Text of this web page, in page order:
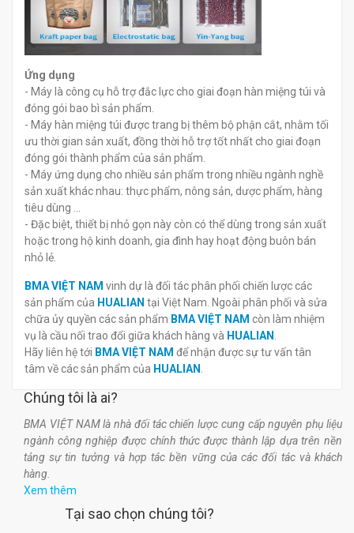
Ứng dụng
- Máy là công cụ hỗ trợ đắc lực cho giai đoạn hàn miệng túi và
đóng gói bao bì sản phẩm.
- Máy hàn miệng túi được trang bị thêm bộ phận cắt, nhằm tối
ưu thời gian sản xuất, đồng thời hỗ trợ tốt nhất cho giai đoạn
đóng gói thành phẩm của sản phẩm.
- Máy ứng dụng cho nhiều sản phẩm trong nhiều ngành nghề
sản xuất khác nhau: thực phẩm, nông sản, dược phẩm, hàng
tiêu dùng …
- Đặc biệt, thiết bị nhỏ gọn này còn có thể dùng trong sản xuất
hoặc trong hộ kinh doanh, gia đình hay hoạt động buôn bán
nhỏ lẻ.
BMA VIỆT NAM vinh dự là đối tác phân phối chiến lược các
sản phẩm của HUALIAN tại Việt Nam. Ngoài phân phối và sửa
chữa ủy quyền các sản phẩm BMA VIỆT NAM còn làm nhiệm
vụ là cầu nối trao đổi giữa khách hàng và HUALIAN
Hãy liên hệ tới BMA VIỆT NAM để nhận được sự tư vấn tân
tâm về các sản phẩm của HUALIAN
Chúng tôi là ai?
BMA VIỆT NAM là nhà đối tác chiến lược cung cấp nguyên phụ liệu
ngành công nghiệp được chính thức được thành lập dựa trên nền
tảng sự tin tưởng và hợp tác bền vững của các đối tác và khách
hàng.
Xem thêm
Tại sao chọn chúng tôi?